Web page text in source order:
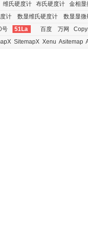
维氏硬度计 布氏硬度计
金相显
计 数显维氏硬度计
数显显微
号
51La 百度 万网
SitemapX Xenu Asitemap